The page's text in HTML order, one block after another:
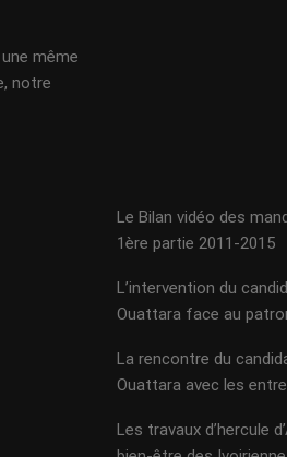
même
notre
Le Bilan vidéo des
1ère partie 2011-2015
L’intervention du
Ouattara face au
La rencontre du
Ouattara avec les
Les travaux d’hercule